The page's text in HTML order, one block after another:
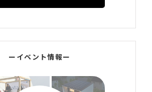
ーイベント情報ー